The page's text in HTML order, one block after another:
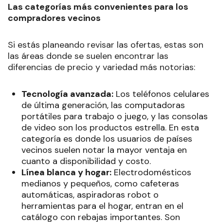
Las categorías más convenientes para los
compradores vecinos
Si estás planeando revisar las ofertas, estas son
las áreas donde se suelen encontrar las
diferencias de precio y variedad más notorias:
Tecnología avanzada: Los teléfonos celulares
de última generación, las computadoras
portátiles para trabajo o juego, y las consolas
de video son los productos estrella. En esta
categoría es donde los usuarios de países
vecinos suelen notar la mayor ventaja en
cuanto a disponibilidad y costo.
Línea blanca y hogar: Electrodomésticos
medianos y pequeños, como cafeteras
automáticas, aspiradoras robot o
herramientas para el hogar, entran en el
catálogo con rebajas importantes. Son